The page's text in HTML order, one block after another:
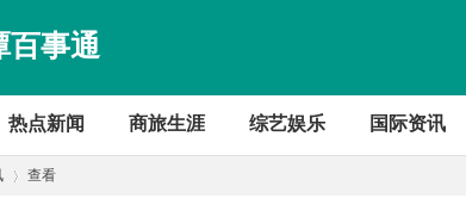
百事通
热点新闻 商旅生涯 综艺娱乐 国际资讯
查看